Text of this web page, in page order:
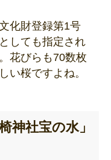
化財登録第1号
しても指定され
花びらも70数枚
い桜ですよね。
神社宝の水」